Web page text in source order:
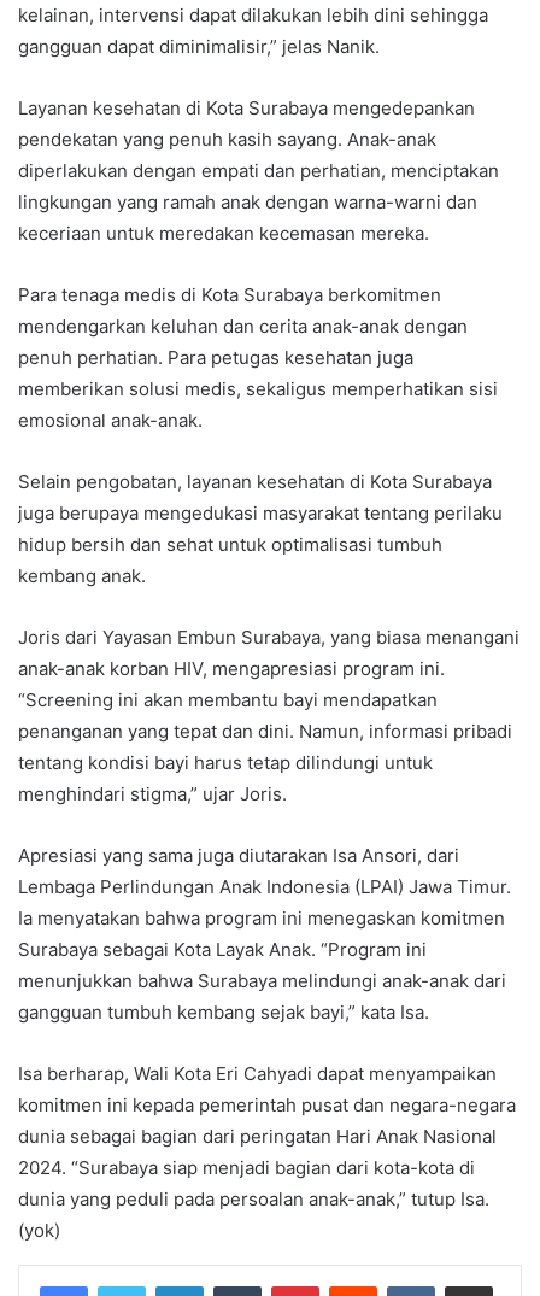
kelainan, intervensi dapat dilakukan lebih dini sehingga
gangguan dapat diminimalisir,” jelas Nanik.
Layanan kesehatan di Kota Surabaya mengedepankan
pendekatan yang penuh kasih sayang. Anak-anak
diperlakukan dengan empati dan perhatian, menciptakan
lingkungan yang ramah anak dengan warna-warni dan
keceriaan untuk meredakan kecemasan mereka.
Para tenaga medis di Kota Surabaya berkomitmen
mendengarkan keluhan dan cerita anak-anak dengan
penuh perhatian. Para petugas kesehatan juga
memberikan solusi medis, sekaligus memperhatikan sisi
emosional anak-anak.
Selain pengobatan, layanan kesehatan di Kota Surabaya
juga berupaya mengedukasi masyarakat tentang perilaku
hidup bersih dan sehat untuk optimalisasi tumbuh
kembang anak.
Joris dari Yayasan Embun Surabaya, yang biasa menangani
anak-anak korban HIV, mengapresiasi program ini.
“Screening ini akan membantu bayi mendapatkan
penanganan yang tepat dan dini. Namun, informasi pribadi
tentang kondisi bayi harus tetap dilindungi untuk
menghindari stigma,” ujar Joris.
Apresiasi yang sama juga diutarakan Isa Ansori, dari
Lembaga Perlindungan Anak Indonesia (LPAI) Jawa Timur.
Ia menyatakan bahwa program ini menegaskan komitmen
Surabaya sebagai Kota Layak Anak. “Program ini
menunjukkan bahwa Surabaya melindungi anak-anak dari
gangguan tumbuh kembang sejak bayi,” kata Isa.
Isa berharap, Wali Kota Eri Cahyadi dapat menyampaikan
komitmen ini kepada pemerintah pusat dan negara-negara
dunia sebagai bagian dari peringatan Hari Anak Nasional
2024. “Surabaya siap menjadi bagian dari kota-kota di
dunia yang peduli pada persoalan anak-anak,” tutup Isa.
(yok)
LinkedInTumblr PinterestReddit VKontakteShare via Email